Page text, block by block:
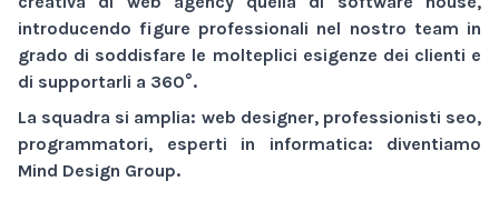
introducendo figure professionali nel nostro team in
grado di soddisfare le molteplici esigenze dei clienti e
di supportarli a 360°.
La squadra si amplia: web designer, professionisti seo,
programmatori, esperti in informatica: diventiamo
Mind Design Group.